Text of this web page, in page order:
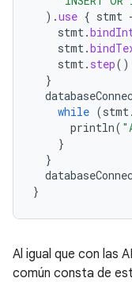
).use { stmt
stmt.
stmt.
stmt. step()
}
while (stmt.
println(
}
}
}
Al igual que con las
común consta de